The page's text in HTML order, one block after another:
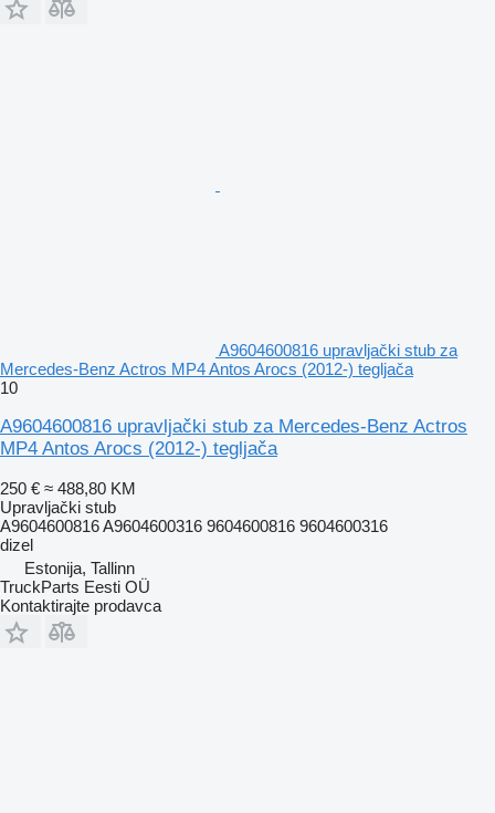
A9604600816 upravljački stub za
Mercedes-Benz Actros MP4 Antos Arocs (2012-) tegljača
10
A9604600816 upravljački stub za Mercedes-Benz Actros
MP4 Antos Arocs (2012-) tegljača
250 € ≈ 488,80 KM
Upravljački stub
A9604600816 A9604600316 9604600816 9604600316
dizel
Estonija, Tallinn
TruckParts Eesti OÜ
Kontaktirajte prodavca